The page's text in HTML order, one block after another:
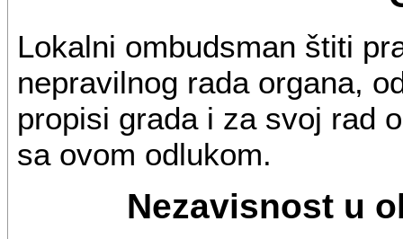
Lokalni ombudsman štiti
nepravilnog rada organa,
propisi grada i za svoj rad
sa ovom odlukom.
Nezavisnost u